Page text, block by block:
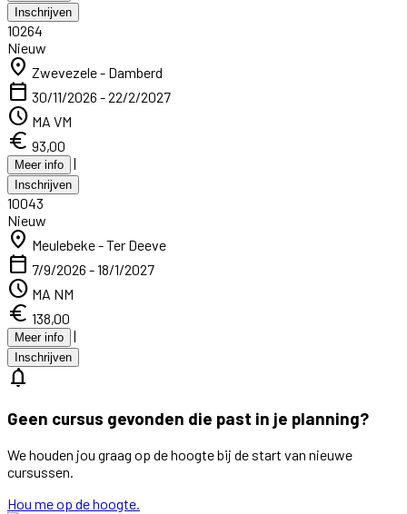
Inschrijven
10264
Nieuw
location_on Zwevezele - Damberd
calendar_today 30/11/2026 - 22/2/2027
schedule MA VM
euro 93,00
Meer info |
Inschrijven
10043
Nieuw
location_on Meulebeke - Ter Deeve
calendar_today 7/9/2026 - 18/1/2027
schedule MA NM
euro 138,00
Meer info |
Inschrijven
notifications
Geen cursus gevonden die past in je planning?
We houden jou graag op de hoogte bij de start van nieuwe
cursussen.
Hou me op de hoogte.